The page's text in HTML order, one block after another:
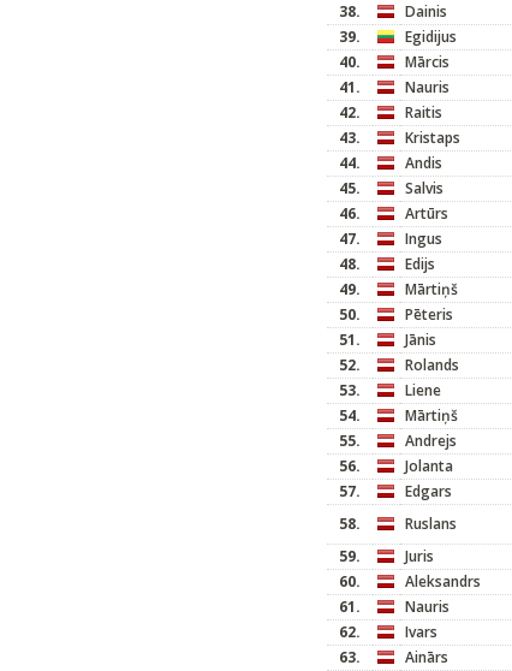
38.
Dainis
39.
Egidijus
40.
Mārcis
41.
Nauris
42.
Raitis
43.
Kristaps
44.
Andis
45.
Salvis
46.
Artūrs
47.
Ingus
48.
Edijs
49.
Mārtiņš
50.
Pēteris
51.
Jānis
52.
Rolands
53.
Liene
54.
Mārtiņš
55.
Andrejs
56.
Jolanta
57.
Edgars
58.
Ruslans
59.
Juris
60.
Aleksandrs
61.
Nauris
62.
Ivars
63.
Ainārs